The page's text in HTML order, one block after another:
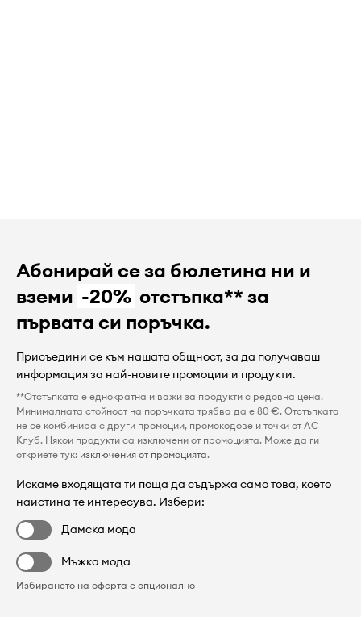
Абонирай се за бюлетина ни и
вземи -20% отстъпка** за
първата си поръчка.
Присъедини се към нашата общност, за да получаваш
информация за най-новите промоции и продукти.
**Отстъпката е еднократна и важи за продукти с редовна цена.
Минималната стойност на поръчката трябва да е 80 €. Отстъпката
не се комбинира с други промоции, промокодове и точки от AC
Клуб. Някои продукти са изключени от промоцията. Може да ги
откриете тук: изключения от промоцията.
Искаме входящата ти поща да съдържа само това, което
наистина те интересува. Избери:
Дамска мода
Мъжка мода
Избирането на оферта е опционално